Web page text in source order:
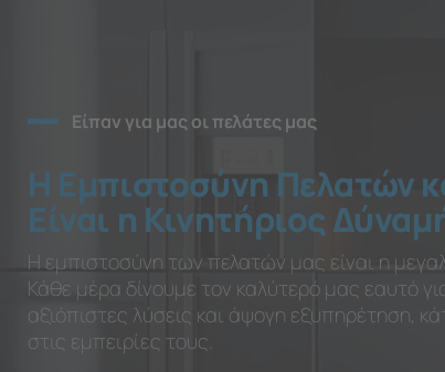
Είπαν για μας οι πελάτες μας
Η Εμπιστοσύνη Πελατών
Είναι η Κινητήριος
Η εμπιστοσύνη των πελατών μας είναι η
Κάθε μέρα δίνουμε τον καλύτερό μας εαυτό
αξιόπιστες λύσεις και άψογη εξυπηρέτηση,
στις εμπειρίες τους.